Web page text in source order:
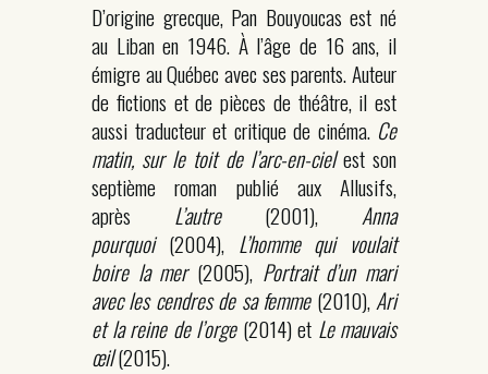
D’origine grecque, Pan Bouyoucas est né
au Liban en 1946. À l’âge de 16 ans, il
émigre au Québec avec ses parents. Auteur
de fictions et de pièces de théâtre, il est
aussi traducteur et critique de cinéma. Ce
matin, sur le toit de l’arc-en-cielest son
septième roman publié aux Allusifs,
après L’autre(2001), Anna
pourquoi(2004), L’homme qui voulait
boire la mer(2005), Portrait d’un mari
avec les cendres de sa femme(2010),Ari
et la reine de l’orge(2014) et Le mauvais
œil(2015).